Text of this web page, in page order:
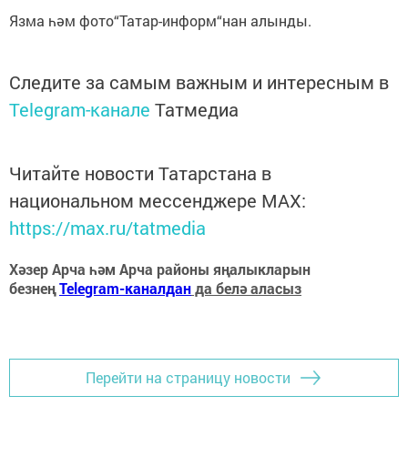
Язма һәм фото“Татар-информ“нан алынды.
Следите за самым важным и интересным в
Telegram-канале Татмедиа
Читайте новости Татарстана в
национальном мессенджере MАХ:
https://max.ru/tatmedia
Хәзер Арча һәм Арча районы яңалыкларын
безнеңTelegram-каналданда белә аласыз
Перейти на страницу новости